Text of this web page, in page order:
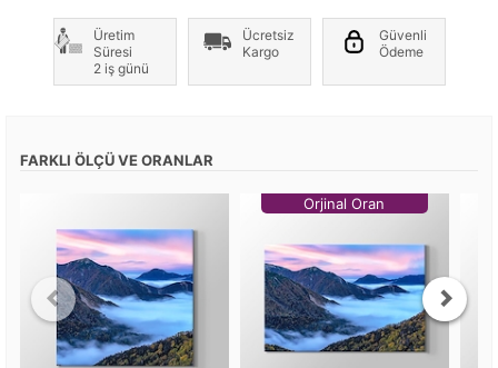
Üretim
Süresi
2 iş günü
Ücretsiz
Kargo
Güvenli
Ödeme
FARKLI ÖLÇÜ VE ORANLAR
Orjinal Oran